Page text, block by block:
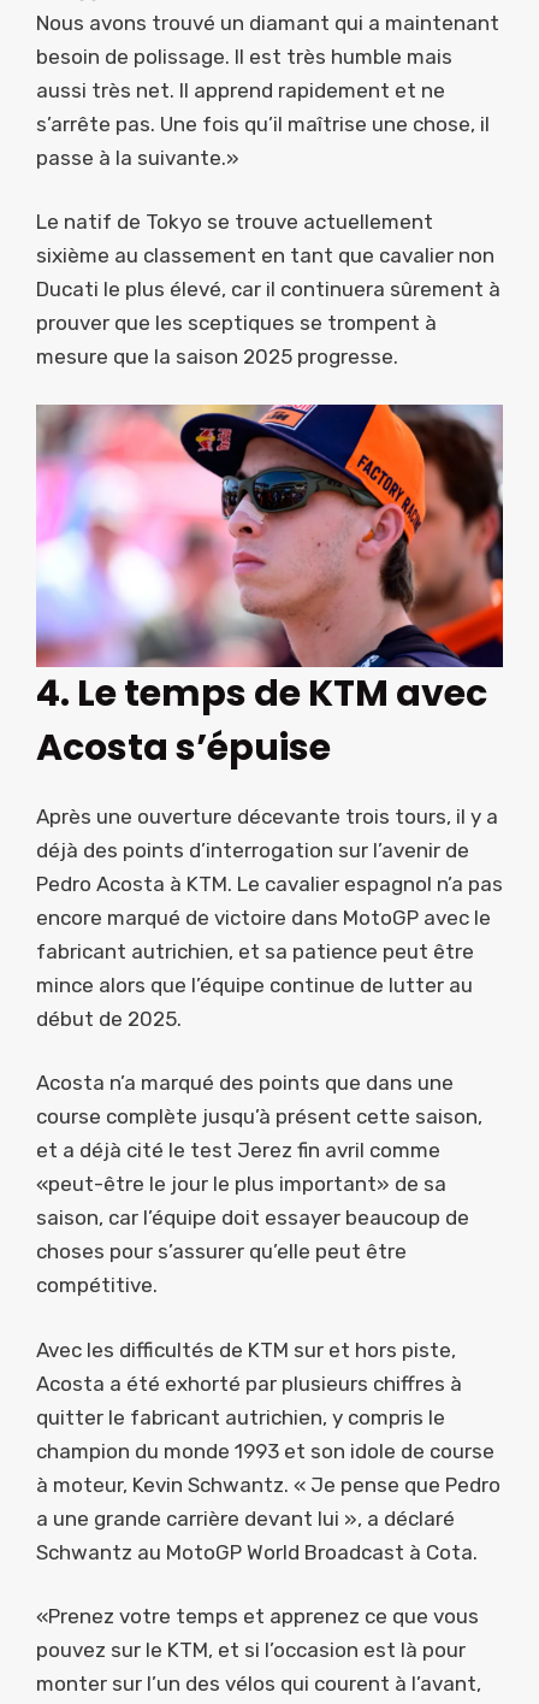
Nous avons trouvé un diamant qui a maintenant
besoin de polissage. Il est très humble mais
aussi très net. Il apprend rapidement et ne
s’arrête pas. Une fois qu’il maîtrise une chose, il
passe à la suivante.»
Le natif de Tokyo se trouve actuellement
sixième au classement en tant que cavalier non
Ducati le plus élevé, car il continuera sûrement à
prouver que les sceptiques se trompent à
mesure que la saison 2025 progresse.
4. Le temps de KTM avec
Acosta s’épuise
Après une ouverture décevante trois tours, il y a
déjà des points d’interrogation sur l’avenir de
Pedro Acosta à KTM. Le cavalier espagnol n’a pas
encore marqué de victoire dans MotoGP avec le
fabricant autrichien, et sa patience peut être
mince alors que l’équipe continue de lutter au
début de 2025.
Acosta n’a marqué des points que dans une
course complète jusqu’à présent cette saison,
et a déjà cité le test Jerez fin avril comme
«peut-être le jour le plus important» de sa
saison, car l’équipe doit essayer beaucoup de
choses pour s’assurer qu’elle peut être
compétitive.
Avec les difficultés de KTM sur et hors piste,
Acosta a été exhorté par plusieurs chiffres à
quitter le fabricant autrichien, y compris le
champion du monde 1993 et ​​son idole de course
à moteur, Kevin Schwantz. « Je pense que Pedro
a une grande carrière devant lui », a déclaré
Schwantz au MotoGP World Broadcast à Cota.
«Prenez votre temps et apprenez ce que vous
pouvez sur le KTM, et si l’occasion est là pour
monter sur l’un des vélos qui courent à l’avant,